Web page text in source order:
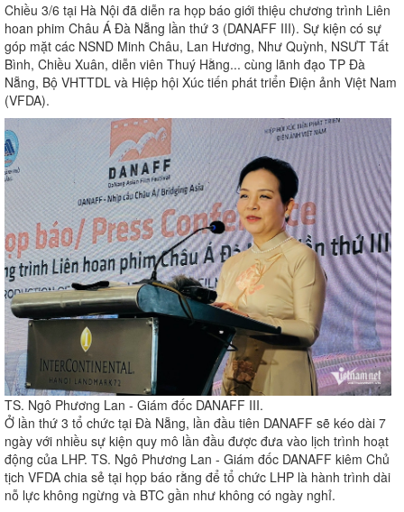
Chiều 3/6 tại Hà Nội đã diễn ra họp báo giới thiệu chương trình Liên
hoan phim Châu Á Đà Nẵng lần thứ 3 (DANAFF III). Sự kiện có sự
góp mặt các NSND Minh Châu, Lan Hương, Như Quỳnh, NSƯT Tất
Bình, Chiều Xuân, diễn viên Thuý Hằng... cùng lãnh đạo TP Đà
Nẵng, Bộ VHTTDL và Hiệp hội Xúc tiến phát triển Điện ảnh Việt Nam
(VFDA).
TS. Ngô Phương Lan - Giám đốc DANAFF III.
Ở lần thứ 3 tổ chức tại Đà Nẵng, lần đầu tiên DANAFF sẽ kéo dài 7
ngày với nhiều sự kiện quy mô lần đầu được đưa vào lịch trình hoạt
động của LHP. TS. Ngô Phương Lan - Giám đốc DANAFF kiêm Chủ
tịch VFDA chia sẻ tại họp báo rằng để tổ chức LHP là hành trình dài
nỗ lực không ngừng và BTC gần như không có ngày nghỉ.